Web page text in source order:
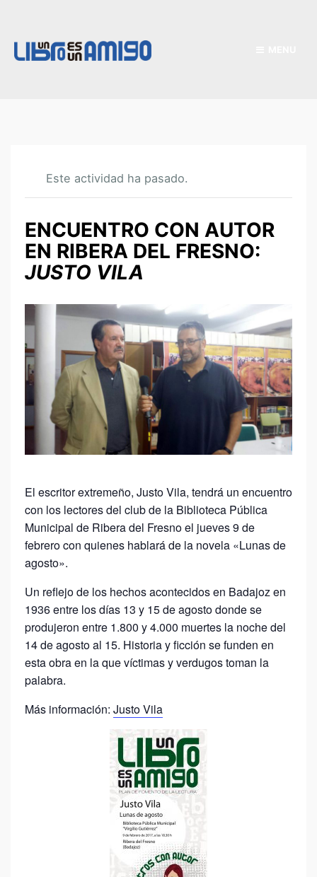
Este actividad ha pasado.
ENCUENTRO CON AUTOR
EN RIBERA DEL FRESNO:
JUSTO VILA
El escritor extremeño, Justo Vila, tendrá un encuentro
con los lectores del club de la Biblioteca Pública
Municipal de Ribera del Fresno el jueves 9 de
febrero con quienes hablará de la novela «Lunas de
agosto».
Un reflejo de los hechos acontecidos en Badajoz en
1936 entre los días 13 y 15 de agosto donde se
produjeron entre 1.800 y 4.000 muertes la noche del
14 de agosto al 15. Historia y ficción se funden en
esta obra en la que víctimas y verdugos toman la
palabra.
Más información: Justo Vila